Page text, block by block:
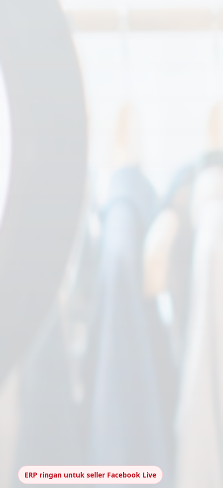
ERP ringan untuk seller Facebook Live